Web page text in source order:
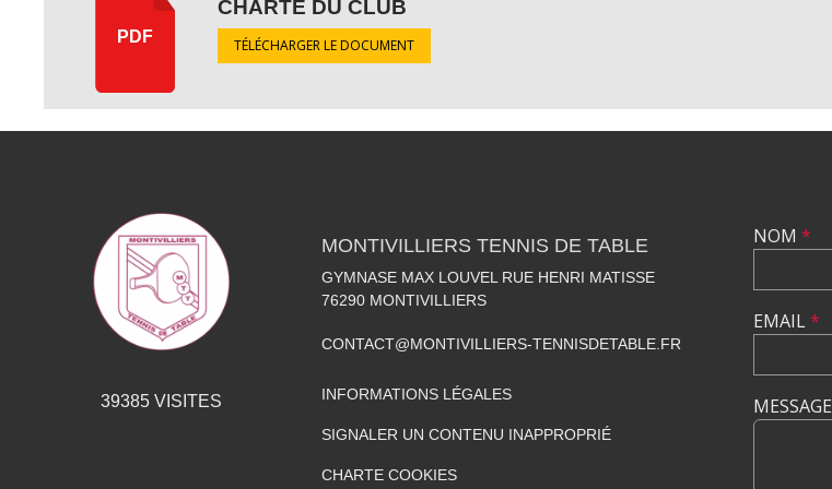
PDF
CHARTE DU CLUB
TÉLÉCHARGER LE DOCUMENT
39385VISITES
MONTIVILLIERS TENNIS DE TABLE
GYMNASE MAX LOUVEL RUE HENRI MATISSE
76290 MONTIVILLIERS
CONTACT@MONTIVILLIERS-TENNISDETABLE.FR
INFORMATIONS LÉGALES
SIGNALER UN CONTENU INAPPROPRIÉ
CHARTE COOKIES
NOM *
EMAIL*
MESSAGE